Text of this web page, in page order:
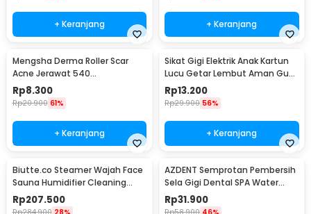
+ Keranjang + Keranjang
Mengsha Derma Roller Scar
Acne Jerawat 540
Microneedles 1.0mm - DRS100
Rp8.300
Rp20.900 61%
+ Keranjang
Sikat Gigi Elektrik Anak Kartun
Lucu Getar Lembut Aman Gusi
Baterai AA - H417
Rp13.200
Rp29.900 56%
+ Keranjang
Biutte.co Steamer Wajah Face
Sauna Humidifier Cleaning
Pore Nano Spray - K33C
Rp207.500
AZDENT Semprotan Pembersih
Sela Gigi Dental SPA Water
Floss - SP-001
Rp31.900